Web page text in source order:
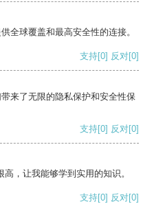
全球覆盖和最高安全性的连接。
支持[0] 反对[0]
来了无限的隐私保护和安全性保
支持[0] 反对[0]
，让我能够学到实用的知识。
支持[0] 反对[0]